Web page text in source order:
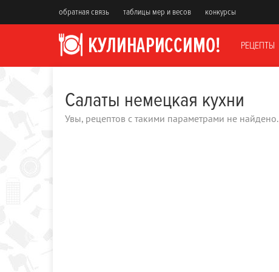
обратная связь таблицы мер и весов конкурсы
РЕЦЕПТЫ
Салаты немецкая кухни
Увы, рецептов с такими параметрами не найдено.